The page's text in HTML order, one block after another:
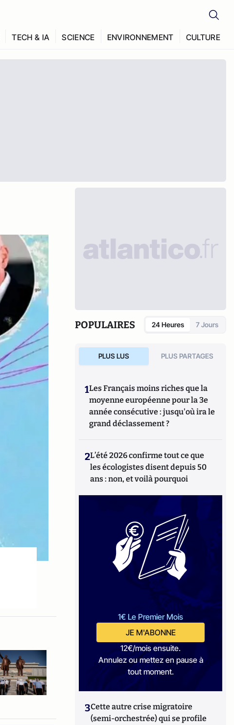
TECH & IA SCIENCE ENVIRONNEMENT CULTURE
POPULAIRES 24 Heures 7 Jours
PLUS LUS PLUS PARTAGES
1Les Français moins riches que la
moyenne européenne pour la 3e
année consécutive : jusqu'où ira le
grand déclassement ?
2L’été 2026 confirme tout ce que
les écologistes disent depuis 50
ans : non, et voilà pourquoi
1€ Le Premier Mois
JE M'ABONNE
12€/mois ensuite.
Annulez ou mettez en pause à
tout moment.
3Cette autre crise migratoire
(semi-orchestrée) qui se profile